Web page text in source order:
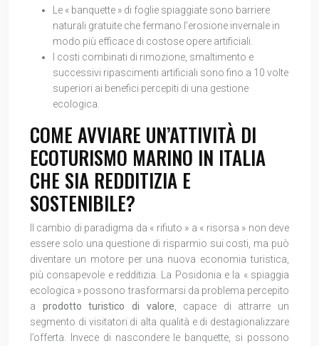
Le « banquette » di foglie spiaggiate sono barriere
naturali gratuite che fermano l’erosione invernale in
modo più efficace di costose opere artificiali.
I costi combinati di rimozione, smaltimento e
successivi ripascimenti artificiali sono fino a 10 volte
superiori ai benefici percepiti di una gestione
ecologica.
COME AVVIARE UN’ATTIVITÀ DI
ECOTURISMO MARINO IN ITALIA
CHE SIA REDDITIZIA E
SOSTENIBILE?
Il cambio di paradigma da « rifiuto » a « risorsa » non deve
essere solo una questione di risparmio sui costi, ma può
diventare un motore per una nuova economia turistica,
più consapevole e redditizia. La Posidonia e la « spiaggia
ecologica » possono trasformarsi da problema percepito
a prodotto turistico di valore , capace di attrarre un
segmento di visitatori di alta qualità e di destagionalizzare
l’offerta. Invece di nascondere le banquette, si possono